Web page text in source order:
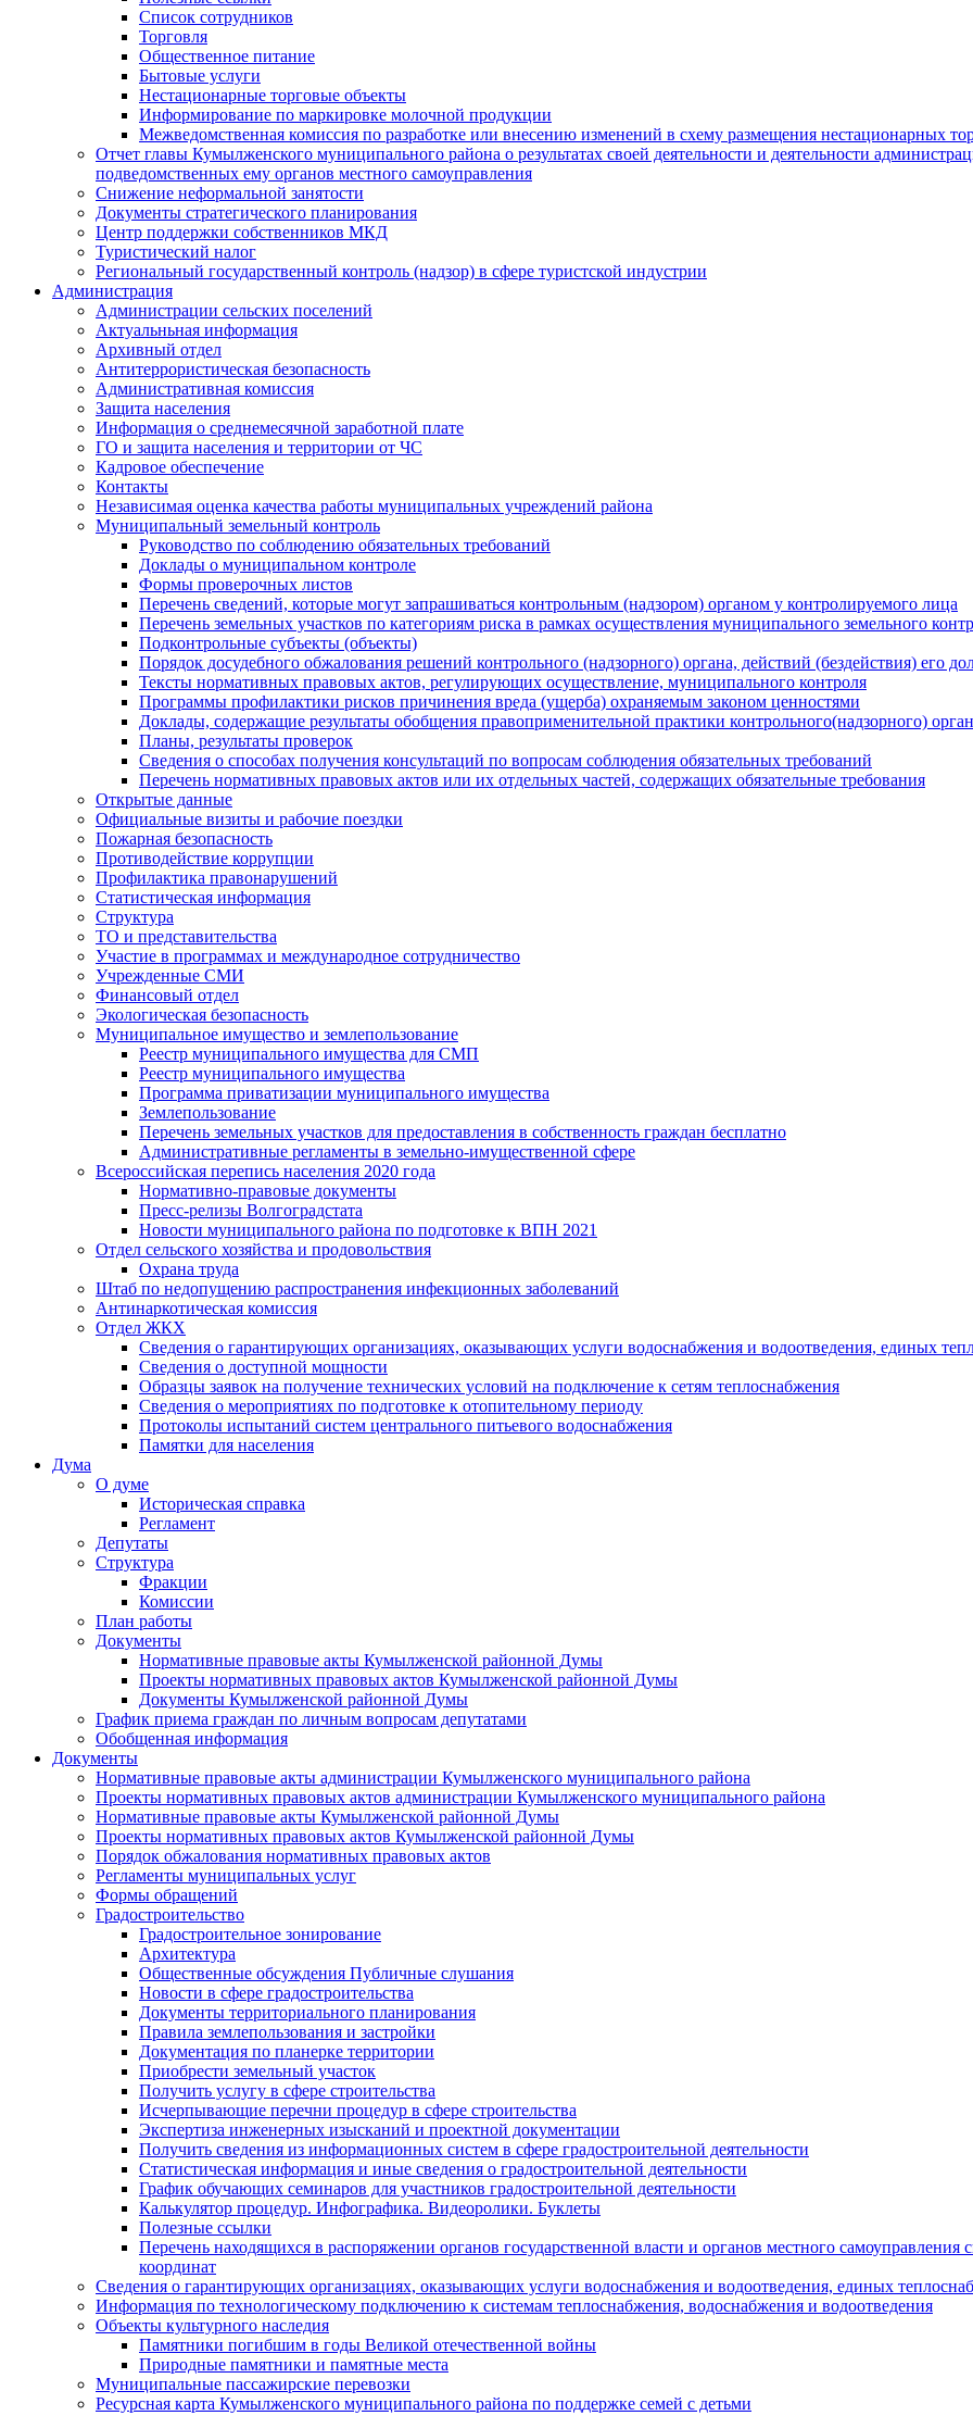
Список сотрудников
Торговля
Общественное питание
Бытовые услуги
Нестационарные торговые объекты
Информирование по маркировке молочной продукции
Межведомственная комиссия по разработке или внесению изменений в схему размещения нестационарных
Отчет главы Кумылженского муниципального района о результатах своей деятельности и деятельности
подведомственных ему органов местного самоуправления
Снижение неформальной занятости
Документы стратегического планирования
Центр поддержки собственников МКД
Туристический налог
Региональный государственный контроль (надзор) в сфере туристской индустрии
Администрация
Администрации сельских поселений
Актуальньная информация
Архивный отдел
Антитеррористическая безопасность
Административная комиссия
Защита населения
Информация о среднемесячной заработной плате
ГО и защита населения и территории от ЧС
Кадровое обеспечение
Контакты
Независимая оценка качества работы муниципальных учреждений района
Муниципальный земельный контроль
Руководство по соблюдению обязательных требований
Доклады о муниципальном контроле
Формы проверочных листов
Перечень сведений, которые могут запрашиваться контрольным (надзором) органом у контролируемого лица
Перечень земельных участков по категориям риска в рамках осуществления муниципального земельного
Подконтрольные субъекты (объекты)
Порядок досудебного обжалования решений контрольного (надзорного) органа, действий (бездействия) его
Тексты нормативных правовых актов, регулирующих осуществление, муниципального контроля
Программы профилактики рисков причинения вреда (ущерба) охраняемым законом ценностями
Доклады, содержащие результаты обобщения правоприменительной практики контрольного(надзорного)
Планы, результаты проверок
Сведения о способах получения консультаций по вопросам соблюдения обязательных требований
Перечень нормативных правовых актов или их отдельных частей, содержащих обязательные требования
Открытые данные
Официальные визиты и рабочие поездки
Пожарная безопасность
Противодействие коррупции
Профилактика правонарушений
Статистическая информация
Структура
ТО и представительства
Участие в программах и международное сотрудничество
Учрежденные СМИ
Финансовый отдел
Экологическая безопасность
Муниципальное имущество и землепользование
Реестр муниципального имущества для СМП
Реестр муниципального имущества
Программа приватизации муниципального имущества
Землепользование
Перечень земельных участков для предоставления в собственность граждан бесплатно
Административные регламенты в земельно-имущественной сфере
Всероссийская перепись населения 2020 года
Нормативно-правовые документы
Пресс-релизы Волгоградстата
Новости муниципального района по подготовке к ВПН 2021
Отдел сельского хозяйства и продовольствия
Охрана труда
Штаб по недопущению распространения инфекционных заболеваний
Антинаркотическая комиссия
Отдел ЖКХ
Сведения о гарантирующих организациях, оказывающих услуги водоснабжения и водоотведения, единых
Сведения о доступной мощности
Образцы заявок на получение технических условий на подключение к сетям теплоснабжения
Сведения о мероприятиях по подготовке к отопительному периоду
Протоколы испытаний систем центрального питьевого водоснабжения
Памятки для населения
Дума
О думе
Историческая справка
Регламент
Депутаты
Структура
Фракции
Комиссии
План работы
Документы
Нормативные правовые акты Кумылженской районной Думы
Проекты нормативных правовых актов Кумылженской районной Думы
Документы Кумылженской районной Думы
График приема граждан по личным вопросам депутатами
Обобщенная информация
Документы
Нормативные правовые акты администрации Кумылженского муниципального района
Проекты нормативных правовых актов администрации Кумылженского муниципального района
Нормативные правовые акты Кумылженской районной Думы
Проекты нормативных правовых актов Кумылженской районной Думы
Порядок обжалования нормативных правовых актов
Регламенты муниципальных услуг
Формы обращений
Градостроительство
Градостроительное зонирование
Архитектура
Общественные обсуждения Публичные слушания
Новости в сфере градостроительства
Документы территориального планирования
Правила землепользования и застройки
Документация по планерке территории
Приобрести земельный участок
Получить услугу в сфере строительства
Исчерпывающие перечни процедур в сфере строительства
Экспертиза инженерных изысканий и проектной документации
Получить сведения из информационных систем в сфере градостроительной деятельности
Статистическая информация и иные сведения о градостроительной деятельности
График обучающих семинаров для участников градостроительной деятельности
Калькулятор процедур. Инфографика. Видеоролики. Буклеты
Полезные ссылки
Перечень находящихся в распоряжении органов государственной власти и органов местного
координат
Сведения о гарантирующих организациях, оказывающих услуги водоснабжения и водоотведения, единых
Информация по технологическому подключению к системам теплоснабжения, водоснабжения и водоотведения
Объекты культурного наследия
Памятники погибшим в годы Великой отечественной войны
Природные памятники и памятные места
Муниципальные пассажирские перевозки
Ресурсная карта Кумылженского муниципального района по поддержке семей с детьми